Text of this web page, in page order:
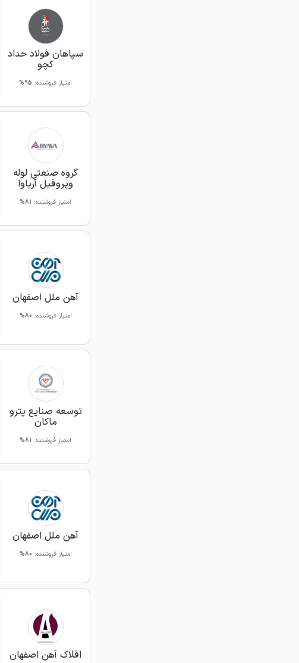
سپاهان فولاد حداد
کچو
امتیاز فروشنده: 95%
گروه صنعتی لوله
وپروفیل آریاوا
امتیاز فروشنده: 81%
آهن ملل اصفهان
امتیاز فروشنده: 80%
توسعه صنایع پترو
ماکان
امتیاز فروشنده: 81%
آهن ملل اصفهان
امتیاز فروشنده: 80%
افلاک آهن اصفهان